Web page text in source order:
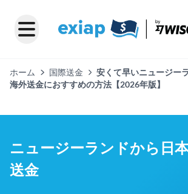
ホーム 国際送金
安くて早いニュージー
海外送金におすすめの方法【2026年版】
ニュージーランドから日
送金